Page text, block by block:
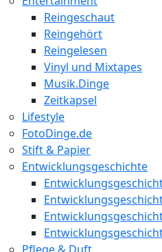
Reingeschaut
Reingehört
Reingelesen
Vinyl und Mixtapes
Musik.Dinge
Zeitkapsel
Lifestyle
FotoDinge.de
Stift & Papier
Entwicklungsgeschichte